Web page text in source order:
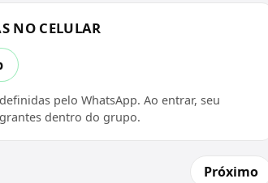
NO CELULAR
pelo WhatsApp. Ao entrar, seu
dentro do grupo.
Próximo